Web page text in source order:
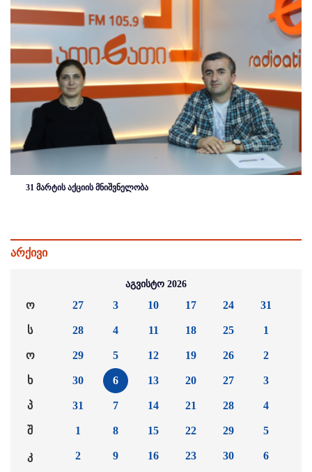
31 მარტის აქციის მნიშვნელობა
არქივი
აგვისტო 2026
ო
ს
ო
ხ
პ
შ
კ
27
28
29
30
31
1
2
3
4
5
6
7
8
9
10
11
12
13
14
15
16
17
18
19
20
21
22
23
24
25
26
27
28
29
30
31
1
2
3
4
5
6